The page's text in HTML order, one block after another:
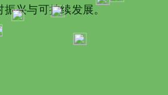
兴与可持续发展。